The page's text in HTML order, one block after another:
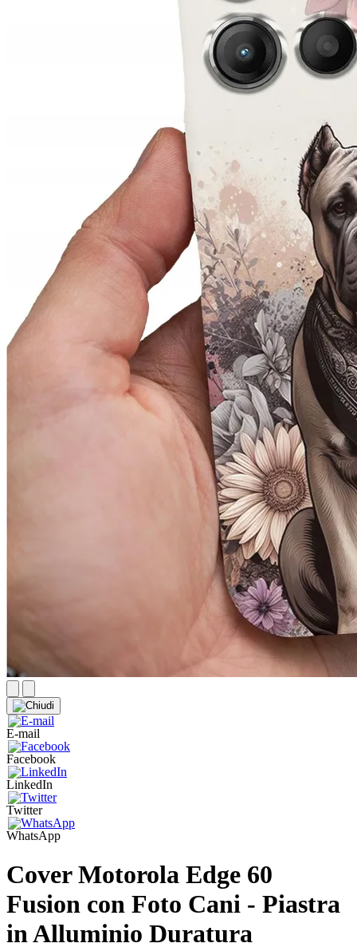
E-mail
Facebook
LinkedIn
Twitter
WhatsApp
Cover Motorola Edge 60
Fusion con Foto Cani - Piastra
in Alluminio Duratura